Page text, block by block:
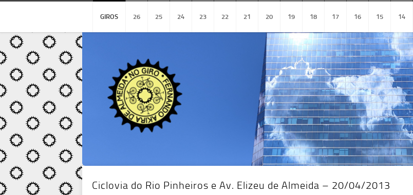
Skip
GIROS 26 25 24 23 22 21 20 19 18 17 16 15 14
Ciclovia do Rio Pinheiros e Av. Elizeu de Almeida – 20/04/2013